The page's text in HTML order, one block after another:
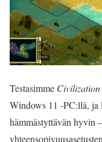
Testasimme
Windows 11 -PC:llä, ja
hämmästyttävän hyvin